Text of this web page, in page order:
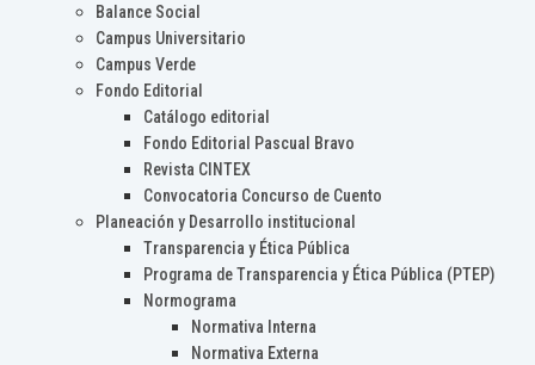
Balance Social
Campus Universitario
Campus Verde
Fondo Editorial
Catálogo editorial
Fondo Editorial Pascual Bravo
Revista CINTEX
Convocatoria Concurso de Cuento
Planeación y Desarrollo institucional
Transparencia y Ética Pública
Programa de Transparencia y Ética Pública (PTEP)
Normograma
Normativa Interna
Normativa Externa